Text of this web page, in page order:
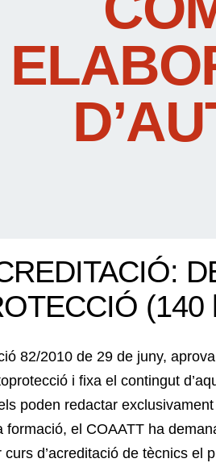
(140
82/2010 de 29 de juny,
i fixa el contingut
poden redactar
formació, el COAATT ha
d’acreditació de tècnics el